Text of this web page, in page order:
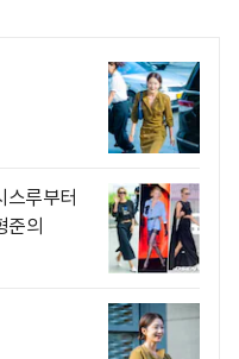
스루부터
준의